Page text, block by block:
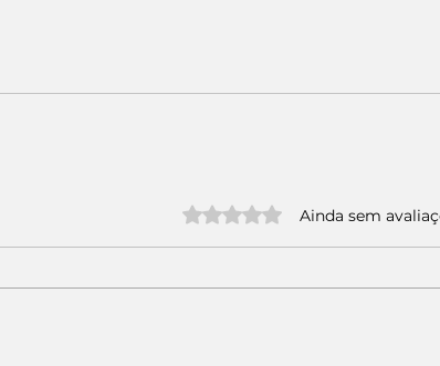
Avaliado com 0 de 5 estrelas.
Ainda sem